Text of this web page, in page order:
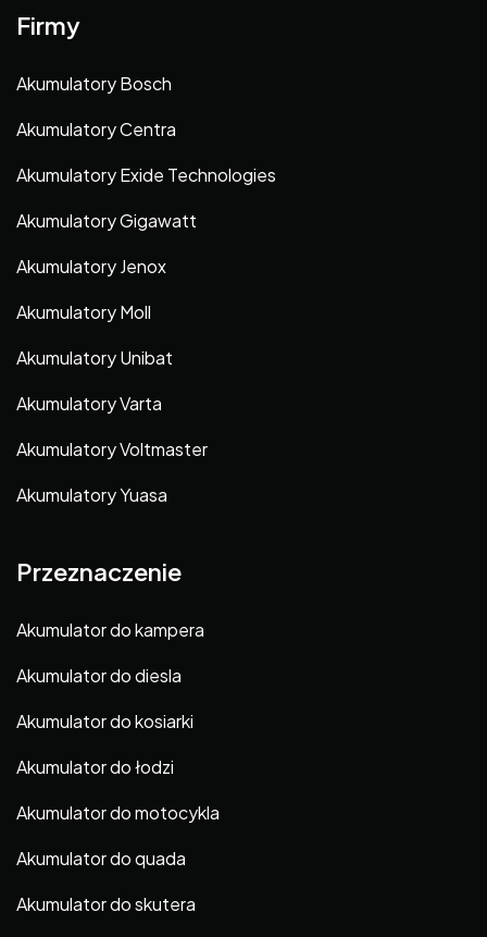
Firmy
Akumulatory Bosch
Akumulatory Centra
Akumulatory Exide Technologies
Akumulatory Gigawatt
Akumulatory Jenox
Akumulatory Moll
Akumulatory Unibat
Akumulatory Varta
Akumulatory Voltmaster
Akumulatory Yuasa
Przeznaczenie
Akumulator do kampera
Akumulator do diesla
Akumulator do kosiarki
Akumulator do łodzi
Akumulator do motocykla
Akumulator do quada
Akumulator do skutera